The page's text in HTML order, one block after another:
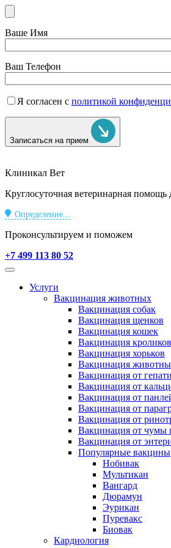
Ваше Имя
Ваш Телефон
Я согласен с политикой
Записаться на прием
Клиникал Вет
Круглосуточная ветеринарная
Определение...
Проконсультируем и поможем
+7 499 113 80 52
Услуги
Вакцинация животных
Вакцинация собак
Вакцинация щенков
Вакцинация кошек
Вакцинация кроликов
Вакцинация хорьков
Вакцинация
Вакцинация от
Вакцинация от
Вакцинация от
Вакцинация от
Вакцинация от
Вакцинация от чумы
Вакцинация от
Популярные вакцины
Нобивак
Мультикан
Вангард
Дюрамун
Эурикан
Пуревакс
Биовак
Кардиология